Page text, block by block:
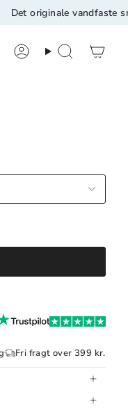
smykkebrand
over 399 kr. Gratis